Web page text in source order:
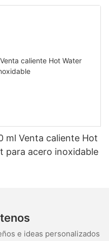
de canalones
ml Venta caliente Hot
para acero inoxidable
e ideas personalizados